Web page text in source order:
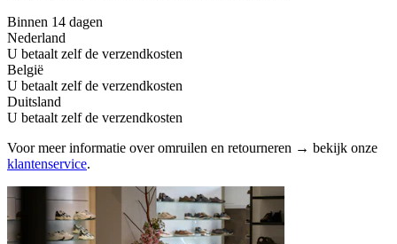
Binnen 14 dagen
Nederland
U betaalt zelf de verzendkosten
België
U betaalt zelf de verzendkosten
Duitsland
U betaalt zelf de verzendkosten
Voor meer informatie over omruilen en retourneren → bekijk onze
klantenservice.